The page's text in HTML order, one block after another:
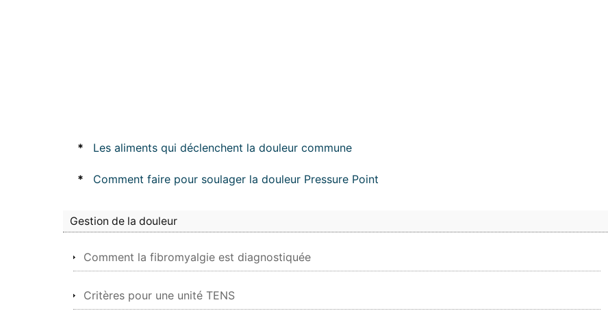
* Les aliments qui déclenchent la douleur commune
* Comment faire pour soulager la douleur Pressure Point
Gestion de la douleur
Comment la fibromyalgie est diagnostiquée
Critères pour une unité TENS